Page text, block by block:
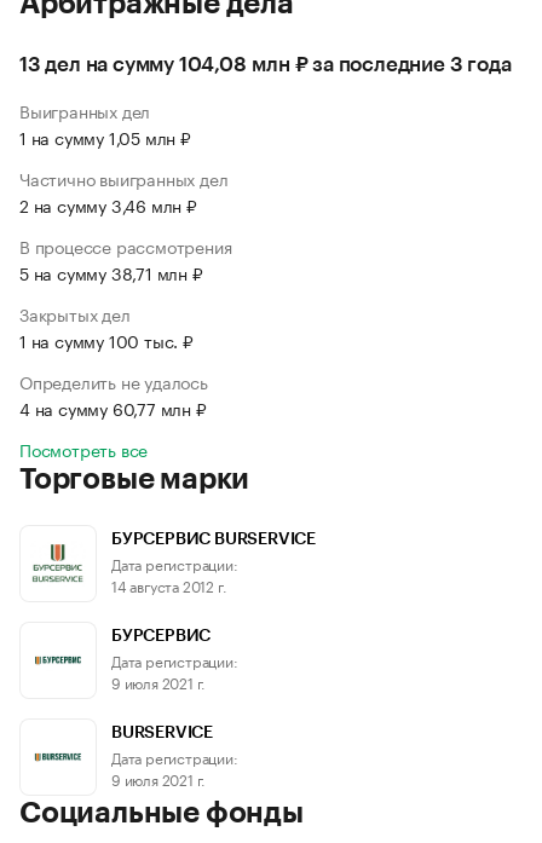
13 дел на сумму 104,08 млн ₽ за последние 3 года
Выигранных дел
1 на сумму 1,05 млн ₽
Частично выигранных дел
2 на сумму 3,46 млн ₽
В процессе рассмотрения
5 на сумму 38,71 млн ₽
Закрытых дел
1 на сумму 100 тыс. ₽
Определить не удалось
4 на сумму 60,77 млн ₽
Посмотреть все
Торговые марки
БУРСЕРВИС BURSERVICE
Дата регистрации:
14 августа 2012 г.
БУРСЕРВИС
Дата регистрации:
9 июля 2021 г.
BURSERVICE
Дата регистрации:
9 июля 2021 г.
Социальные фонды